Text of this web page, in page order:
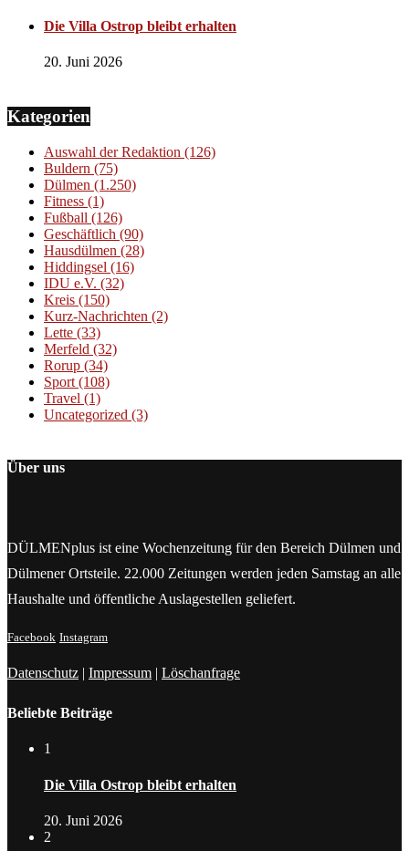
Die Villa Ostrop bleibt erhalten
20. Juni 2026
Kategorien
Auswahl der Redaktion (126)
Buldern (75)
Dülmen (1.250)
Fitness (1)
Fußball (126)
Geschäftlich (90)
Hausdülmen (28)
Hiddingsel (16)
IDU e.V. (32)
Kreis (150)
Kurz-Nachrichten (2)
Lette (33)
Merfeld (32)
Rorup (34)
Sport (108)
Travel (1)
Uncategorized (3)
Über uns
DÜLMENplus ist eine Wochenzeitung für den Bereich Dülmen und
Dülmener Ortsteile. 22.000 Zeitungen werden jeden Samstag an alle
Haushalte und öffentliche Auslagestellen geliefert.
Facebook Instagram
Datenschutz | Impressum | Löschanfrage
Beliebte Beiträge
1
Die Villa Ostrop bleibt erhalten
20. Juni 2026
2